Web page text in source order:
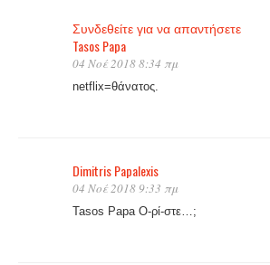
Συνδεθείτε για να απαντήσετε
Tasos Papa
04 Νοέ 2018 8:34 πμ
netflix=θάνατος.
Dimitris Papalexis
04 Νοέ 2018 9:33 πμ
Tasos Papa Ο-ρί-στε…;